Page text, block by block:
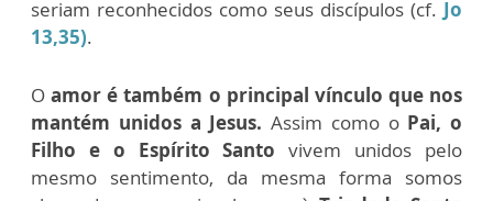
seriam reconhecidos como seus discípulos (cf. Jo
13,35).
Oamor é também o principal vínculo que nos
mantém unidos a Jesus. Assim como o Pai, o
Filho e o Espírito Santovivem unidos pelo
mesmo sentimento, da mesma forma somos